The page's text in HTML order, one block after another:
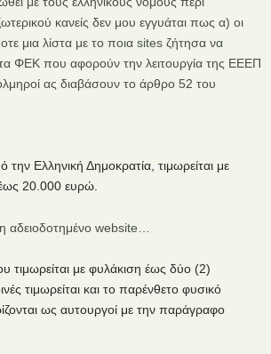
κανείς δεν μου εγγυάται πως α) οι
μια λίστα με το ποια sites ζήτησα να
ΦΕΚ που αφορούν την λειτουργία της ΕΕΕΠ
ας διαβάσουν το άρθρο 52 του
Ελληνική Δημοκρατία, τιμωρείται με
20.000 ευρώ.
αδειοδοτημένο website…
τιμωρείται με φυλάκιση έως δύο (2)
τιμωρείται και το παρένθετο φυσικό
ως αυτουργοί με την παράγραφο